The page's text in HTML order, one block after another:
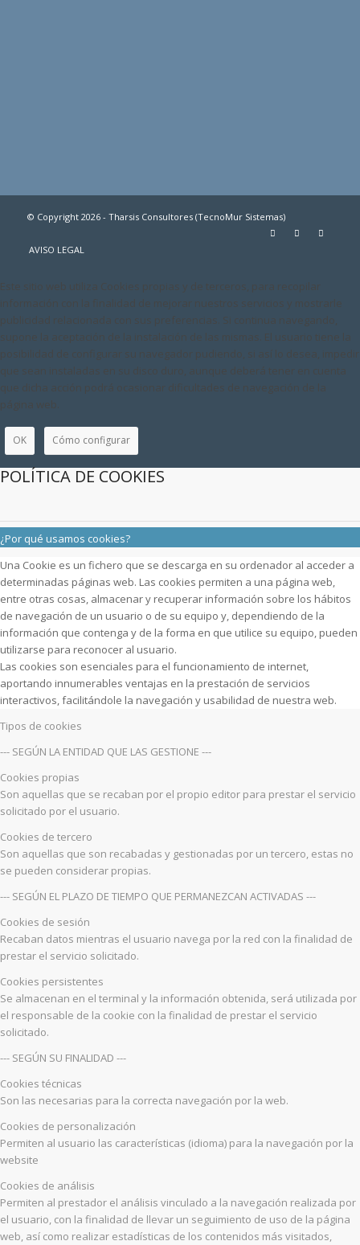
© Copyright 2026 - Tharsis Consultores (TecnoMur Sistemas)
AVISO LEGAL
Este sitio web utiliza Cookies propias y de terceros, para recopilar
información con la finalidad de mejorar nuestros servicios y mostrarle
publicidad relacionada con sus preferencias. Si continua navegando,
supone la aceptación de la instalación de las mismas. El usuario tiene la
posibilidad de configurar su navegador pudiendo, si así lo desea, impedir
que sean instaladas en su disco duro, aunque deberá tener en cuenta
que dicha acción podrá ocasionar dificultades de navegación de la
página web.
OK Cómo configurar
POLÍTICA DE COOKIES
¿Por qué usamos cookies?
Una Cookie es un fichero que se descarga en su ordenador al acceder a
determinadas páginas web. Las cookies permiten a una página web,
entre otras cosas, almacenar y recuperar información sobre los hábitos
de navegación de un usuario o de su equipo y, dependiendo de la
información que contenga y de la forma en que utilice su equipo, pueden
utilizarse para reconocer al usuario.
Las cookies son esenciales para el funcionamiento de internet,
aportando innumerables ventajas en la prestación de servicios
interactivos, facilitándole la navegación y usabilidad de nuestra web.
Tipos de cookies
--- SEGÚN LA ENTIDAD QUE LAS GESTIONE ---
Cookies propias
Son aquellas que se recaban por el propio editor para prestar el servicio
solicitado por el usuario.
Cookies de tercero
Son aquellas que son recabadas y gestionadas por un tercero, estas no
se pueden considerar propias.
--- SEGÚN EL PLAZO DE TIEMPO QUE PERMANEZCAN ACTIVADAS ---
Cookies de sesión
Recaban datos mientras el usuario navega por la red con la finalidad de
prestar el servicio solicitado.
Cookies persistentes
Se almacenan en el terminal y la información obtenida, será utilizada por
el responsable de la cookie con la finalidad de prestar el servicio
solicitado.
--- SEGÚN SU FINALIDAD ---
Cookies técnicas
Son las necesarias para la correcta navegación por la web.
Cookies de personalización
Permiten al usuario las características (idioma) para la navegación por la
website
Cookies de análisis
Permiten al prestador el análisis vinculado a la navegación realizada por
el usuario, con la finalidad de llevar un seguimiento de uso de la página
web, así como realizar estadísticas de los contenidos más visitados,